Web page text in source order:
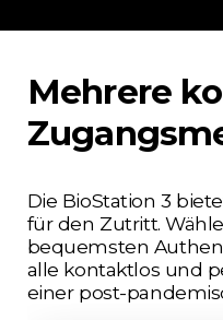
Mehrere
Die BioStation 3
für den Zutritt.
bequemsten
alle kontaktlos und
einer post-